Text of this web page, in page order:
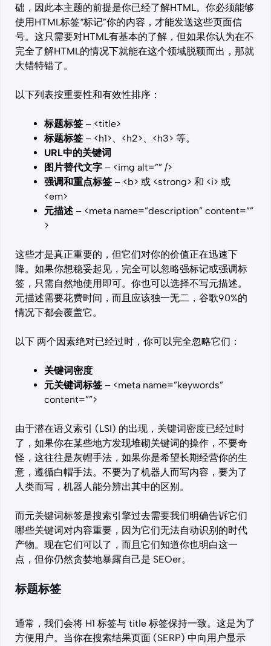
础，因此本主题的前提是你已经了解HTML。你必须能够
使用HTML标签“标记”你的内容，才能发送这些页面信
号。这只需要对HTML有基本的了解，但如果你认为在不
完全了解HTML的情况下就能在这个领域脱颖而出，那就
大错特错了。
以下列表按重要性和有效性排序：
标题标签 – <title>
标题标签 – <h1>、<h2>、<h3> 等。
URL中的关键词
图片替代文字 – <img alt=”” />
强调和重点标签 – <b> 或 <strong> 和 <i> 或
<em>
元描述 – <meta name=”description” content=””
>
这些才是真正重要的，但它们对你的价值正在迅速下
降。如果你想稳妥起见，完全可以忽略强标记或强调标
签，只需自然地使用即可。你也可以选择不写元描述。
元描述需要花费时间，而且应该独一无二，谷歌90%的
情况下都会覆盖它。
以下 两个因素绝对已经过时，你可以完全忽略它们：
关键词密度
元关键词标签 – <meta name=”keywords”
content=””>
由于潜在语义索引 (LSI) 的出现，关键词密度已经过时
了，如果你在某些地方发现堆砌关键词的操作，不要奇
怪，这往往是灰帽手法，如果你是希望长期经营你的生
意，遵循白帽手法。不要为了机器人而写内容，要为了
人类而写，机器人能分辨出其中的区别。
而元关键词标签是搜索引擎过去需要我们明确告诉它们
哪些关键词对内容重要，因为它们无法自动识别的时代
产物。现在它们可以了，而且它们知道你也明白这一
点，但你仍然贪婪地暴露自己是 SEOer。
标题标签
通常，我们会将 H1 标签与 title 标签保持一致。这是为了
方便用户。当你在搜索结果页面 (SERP) 中向用户显示